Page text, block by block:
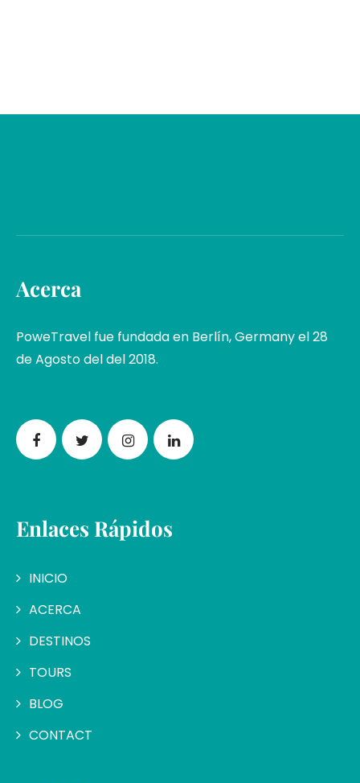
Acerca
PoweTravel fue fundada en Berlín, Germany el 28
de Agosto del del 2018.
Enlaces Rápidos
INICIO
ACERCA
DESTINOS
TOURS
BLOG
CONTACT